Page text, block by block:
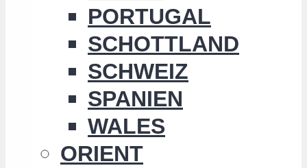
PORTUGAL
SCHOTTLAND
SCHWEIZ
SPANIEN
WALES
ORIENT